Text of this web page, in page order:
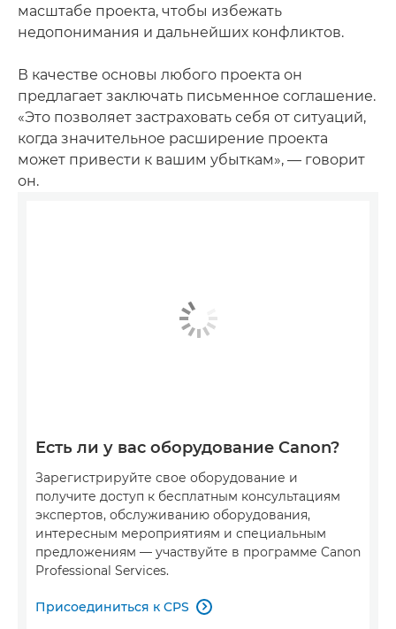
масштабе проекта, чтобы избежать
недопонимания и дальнейших конфликтов.
В качестве основы любого проекта он
предлагает заключать письменное соглашение.
«Это позволяет застраховать себя от ситуаций,
когда значительное расширение проекта
может привести к вашим убыткам», — говорит
он.
Есть ли у вас оборудование Canon?
Зарегистрируйте свое оборудование и
получите доступ к бесплатным консультациям
экспертов, обслуживанию оборудования,
интересным мероприятиям и специальным
предложениям — участвуйте в программе Canon
Professional Services.
Присоединиться к CPS 